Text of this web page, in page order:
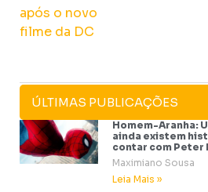
ÚLTIMAS PUBLICAÇÕES
Homem-Aranha:
ainda existem
contar com Peter
Maximiano Sousa
Leia Mais »